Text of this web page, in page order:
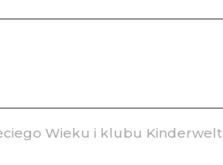
Wieku i klubu Kinderwelt